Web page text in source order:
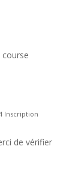
course
Inscription
de vérifier